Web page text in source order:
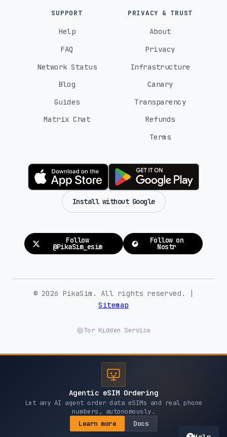
SUPPORT
Help
FAQ
Network Status
Blog
Guides
Matrix Chat
PRIVACY & TRUST
About
Privacy
Infrastructure
Canary
Transparency
Refunds
Terms
Install without Google
Follow
@PikaSim_esim
Follow on
Nostr
© 2026 PikaSim. All rights reserved. |
Sitemap
Tor Hidden Service
Agentic eSIM Ordering
Let any AI agent order data eSIMs and real phone
numbers, autonomously.
Learn more
Docs